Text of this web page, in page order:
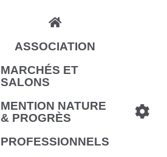
ASSOCIATION
MARCHÉS ET
SALONS
MENTION NATURE
& PROGRÈS
PROFESSIONNELS